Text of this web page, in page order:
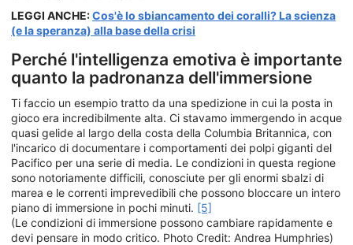
LEGGI ANCHE:Cos'è lo sbiancamento dei coralli? La scienza
(e la speranza) alla base della crisi
Perché l'intelligenza emotiva è importante
quanto la padronanza dell'immersione
Ti faccio un esempio tratto da una spedizione in cui la posta in
gioco era incredibilmente alta. Ci stavamo immergendo in acque
quasi gelide al largo della costa della Columbia Britannica, con
l'incarico di documentare i comportamenti dei polpi giganti del
Pacifico per una serie di media. Le condizioni in questa regione
sono notoriamente difficili, conosciute per gli enormi sbalzi di
marea e le correnti imprevedibili che possono bloccare un intero
piano di immersione in pochi minuti. [5]
(Le condizioni di immersione possono cambiare rapidamente e
devi pensare in modo critico. Photo Credit: Andrea Humphries)